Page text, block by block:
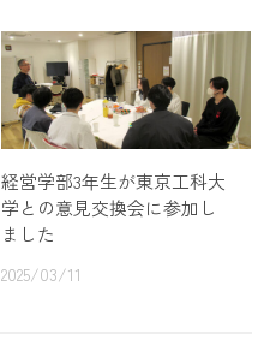
経営学部3年生が東京工科大
学との意見交換会に参加し
ました
2025/03/11